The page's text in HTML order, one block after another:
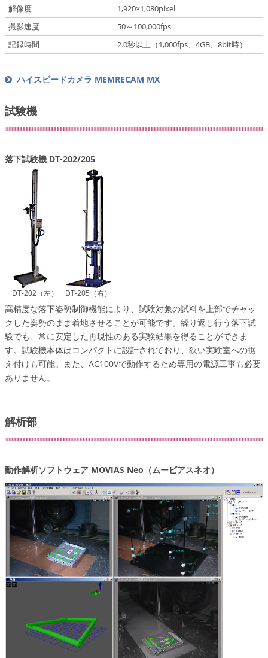
解像度
1,920×1,080pixel
撮影速度
50～100,000fps
記録時間
2.0秒以上（1,000fps、4GB、8bit時）
ハイスピードカメラ MEMRECAM MX
試験機
落下試験機 DT-202/205
DT-202（左） DT-205（右）
高精度な落下姿勢制御機能により、試験対象の試料を上部でチャッ
クした姿勢のまま着地させることが可能です。繰り返し行う落下試
験でも、常に安定した再現性のある実験結果を得ることができま
す。試験機本体はコンパクトに設計されており、狭い実験室への据
え付けも可能。また、AC100Vで動作するため専用の電源工事も必要
ありません。
解析部
動作解析ソフトウェア MOVIAS Neo（ムービアスネオ）